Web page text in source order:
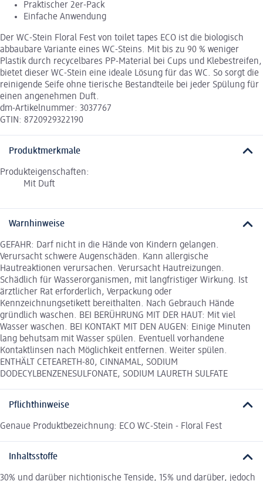
Praktischer 2er-Pack
Einfache Anwendung
Der WC-Stein Floral Fest von toilet tapes ECO ist die biologisch
abbaubare Variante eines WC-Steins. Mit bis zu 90 % weniger
Plastik durch recycelbares PP-Material bei Cups und Klebestreifen,
bietet dieser WC-Stein eine ideale Lösung für das WC. So sorgt die
reinigende Seife ohne tierische Bestandteile bei jeder Spülung für
einen angenehmen Duft.
dm-Artikelnummer: 3037767
GTIN: 8720929322190
Produktmerkmale
Produkteigenschaften:
Mit Duft
Warnhinweise
GEFAHR: Darf nicht in die Hände von Kindern gelangen.
Verursacht schwere Augenschäden. Kann allergische
Hautreaktionen verursachen. Verursacht Hautreizungen.
Schädlich für Wasserorganismen, mit langfristiger Wirkung. Ist
ärztlicher Rat erforderlich, Verpackung oder
Kennzeichnungsetikett bereithalten. Nach Gebrauch Hände
gründlich waschen. BEI BERÜHRUNG MIT DER HAUT: Mit viel
Wasser waschen. BEI KONTAKT MIT DEN AUGEN: Einige Minuten
lang behutsam mit Wasser spülen. Eventuell vorhandene
Kontaktlinsen nach Möglichkeit entfernen. Weiter spülen.
ENTHÄLT CETEARETH-80, CINNAMAL, SODIUM
DODECYLBENZENESULFONATE, SODIUM LAURETH SULFATE
Pflichthinweise
Genaue Produktbezeichnung: ECO WC-Stein - Floral Fest
Inhaltsstoffe
30% und darüber nichtionische Tenside, 15% und darüber, jedoch